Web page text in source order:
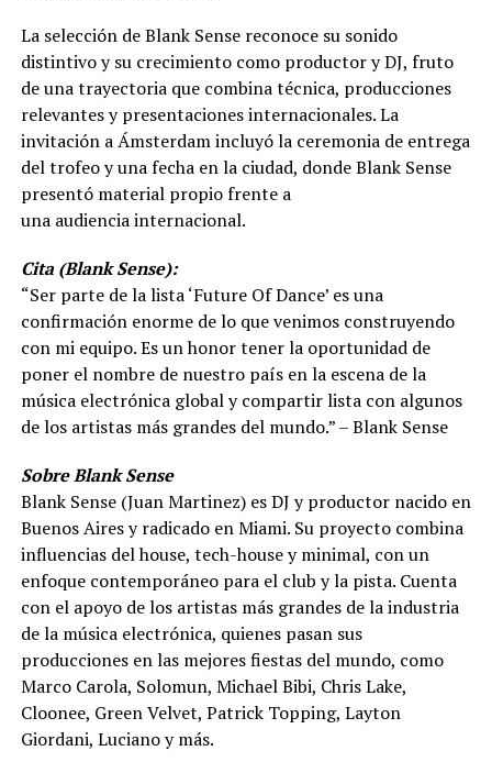
La selección de Blank Sense reconoce su sonido
distintivo y su crecimiento como productor y DJ, fruto
de una trayectoria que combina técnica, producciones
relevantes y presentaciones internacionales. La
invitación a Ámsterdam incluyó la ceremonia de entrega
del trofeo y una fecha en la ciudad, donde Blank Sense
presentó material propio frente a
una audiencia internacional.
Cita (Blank Sense):
“Ser parte de la lista ‘Future Of Dance’ es una
confirmación enorme de lo que venimos construyendo
con mi equipo. Es un honor tener la oportunidad de
poner el nombre de nuestro país en la escena de la
música electrónica global y compartir lista con algunos
de los artistas más grandes del mundo.” – Blank Sense
Sobre Blank Sense
Blank Sense (Juan Martinez) es DJ y productor nacido en
Buenos Aires y radicado en Miami. Su proyecto combina
influencias del house, tech-house y minimal, con un
enfoque contemporáneo para el club y la pista. Cuenta
con el apoyo de los artistas más grandes de la industria
de la música electrónica, quienes pasan sus
producciones en las mejores fiestas del mundo, como
Marco Carola, Solomun, Michael Bibi, Chris Lake,
Cloonee, Green Velvet, Patrick Topping, Layton
Giordani, Luciano y más.